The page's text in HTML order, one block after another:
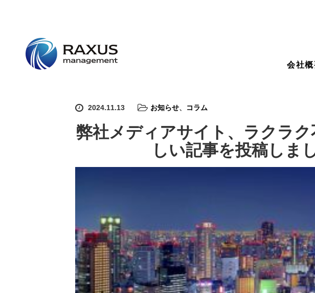
会社概
2024.11.13 お知らせ、 コラム
弊社メディアサイト、ラクラ
しい記事を投稿しま